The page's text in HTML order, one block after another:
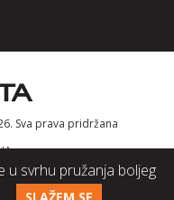
u svrhu pružanja boljeg
Sva prava pridržana